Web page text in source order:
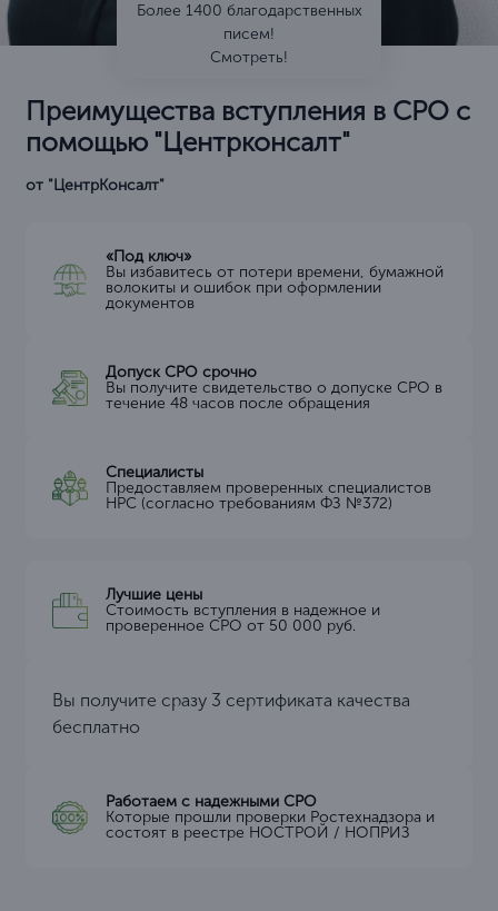
Более 1400 благодарственных
писем!
Смотреть!
Преимущества вступления в СРО с
помощью "Центрконсалт"
от "ЦентрКонсалт"
«Под ключ»
Вы избавитесь от потери времени, бумажной
волокиты и ошибок при оформлении
документов
Допуск СРО срочно
Вы получите свидетельство о допуске СРО в
течение 48 часов после обращения
Специалисты
Предоставляем проверенных специалистов
НРС (согласно требованиям ФЗ №372)
Лучшие цены
Стоимость вступления в надежное и
проверенное СРО от 50 000 руб.
Вы получите сразу 3 сертификата качества
бесплатно
Работаем с надежными СРО
Которые прошли проверки Ростехнадзора и
состоят в реестре НОСТРОЙ / НОПРИЗ